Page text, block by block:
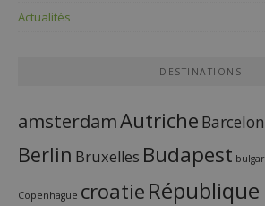
Actualités
DESTINATIONS
amsterdamAutriche
Berlin Bruxelles Budapest
Copenhague croatie